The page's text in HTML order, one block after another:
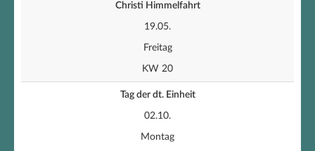
Christi Himmelfahrt
19.05.
Freitag
KW 20
Tag der dt. Einheit
02.10.
Montag